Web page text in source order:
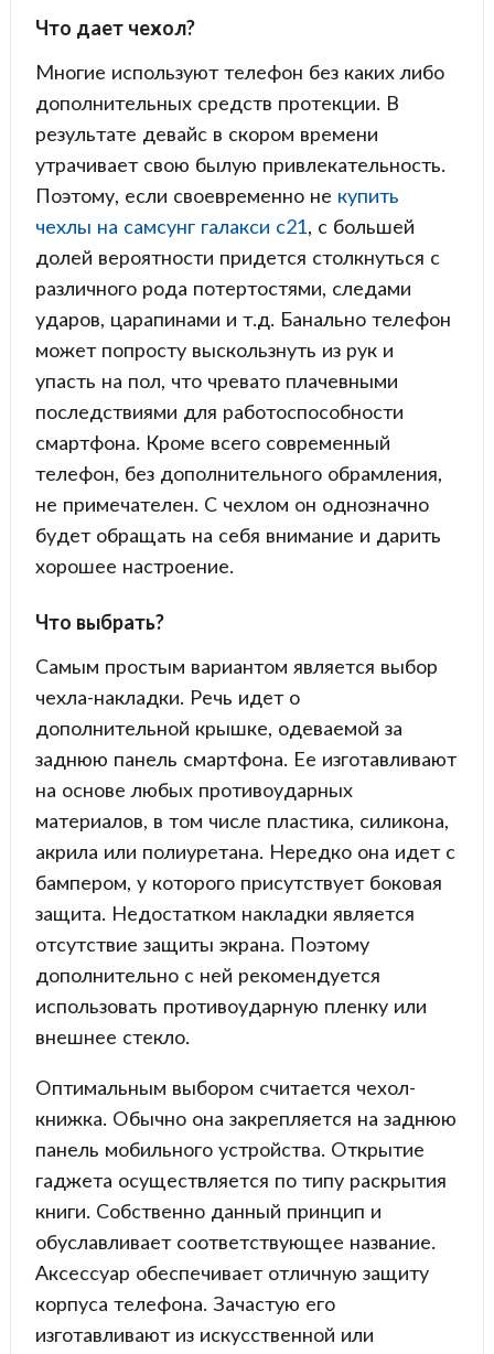
Что дает чехол?
Многие используют телефон без каких либо
дополнительных средств протекции. В
результате девайс в скором времени
утрачивает свою былую привлекательность.
Поэтому, если своевременно не купить
чехлы на самсунг галакси c21, с большей
долей вероятности придется столкнуться с
различного рода потертостями, следами
ударов, царапинами и т.д. Банально телефон
может попросту выскользнуть из рук и
упасть на пол, что чревато плачевными
последствиями для работоспособности
смартфона. Кроме всего современный
телефон, без дополнительного обрамления,
не примечателен. С чехлом он однозначно
будет обращать на себя внимание и дарить
хорошее настроение.
Что выбрать?
Самым простым вариантом является выбор
чехла-накладки. Речь идет о
дополнительной крышке, одеваемой за
заднюю панель смартфона. Ее изготавливают
на основе любых противоударных
материалов, в том числе пластика, силикона,
акрила или полиуретана. Нередко она идет с
бампером, у которого присутствует боковая
защита. Недостатком накладки является
отсутствие защиты экрана. Поэтому
дополнительно с ней рекомендуется
использовать противоударную пленку или
внешнее стекло.
Оптимальным выбором считается чехол-
книжка. Обычно она закрепляется на заднюю
панель мобильного устройства. Открытие
гаджета осуществляется по типу раскрытия
книги. Собственно данный принцип и
обуславливает соответствующее название.
Аксессуар обеспечивает отличную защиту
корпуса телефона. Зачастую его
изготавливают из искусственной или